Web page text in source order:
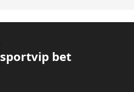
sportvip bet